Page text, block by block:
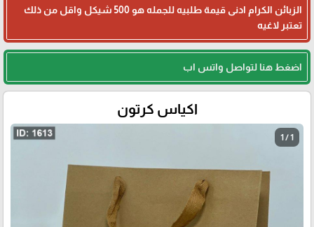
الزبائن الكرام ادنى قيمة طلبيه للجمله هو 500 شيكل واقل من ذلك
تعتبر لاغيه
اضغط هنا لتواصل واتس اب
اكياس كرتون
1 / 1